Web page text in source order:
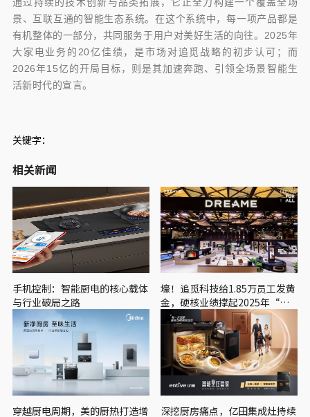
景、互联互通的智能生态系统。在这个系统中，每一项产品都是
有机整体的一部分，共同服务于用户对美好生活的向往。2025年
大家电业务的20亿佳绩，是市场对追觅战略的初步认可；而
2026年15亿的开局目标，则是其加速奔跑、引领全场景智能生
活新时代的宣言。
关键字：
相关新闻
手机控制：智能厨电的核心载体
与行业破局之路
壕！追觅科技给1.85万员工发黄
金，硬核业绩撑起2025年“黄
金底气”
穿越厨电周期，美的厨热打造增 深挖厨房痛点，亿田集成灶持续